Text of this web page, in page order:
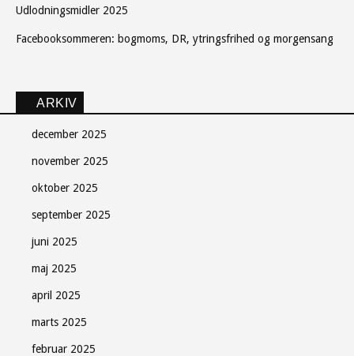
Udlodningsmidler 2025
Facebooksommeren: bogmoms, DR, ytringsfrihed og morgensang
ARKIV
december 2025
november 2025
oktober 2025
september 2025
juni 2025
maj 2025
april 2025
marts 2025
februar 2025